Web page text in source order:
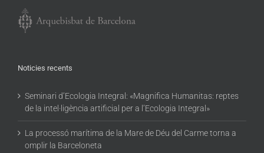
Noticies recents
Seminari d’Ecologia Integral: «Magnifica Humanitas: reptes
de la intel·ligència artificial per a l’Ecologia Integral»
La processó marítima de la Mare de Déu del Carme torna a
omplir la Barceloneta